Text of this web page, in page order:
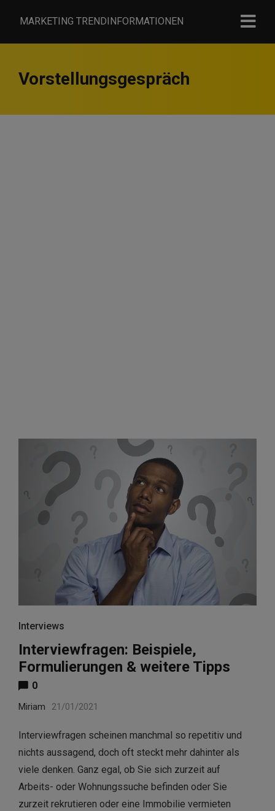
MARKETING TRENDINFORMATIONEN
Vorstellungsgespräch
Interviews
Interviewfragen: Beispiele,
Formulierungen & weitere Tipps
0
Miriam 21/01/2021
Interviewfragen scheinen manchmal so repetitiv und
nichts aussagend, doch oft steckt mehr dahinter als
viele denken. Ganz egal, ob Sie sich zurzeit auf
Arbeits- oder Wohnungssuche befinden oder Sie
zurzeit rekrutieren oder eine Immobilie vermieten